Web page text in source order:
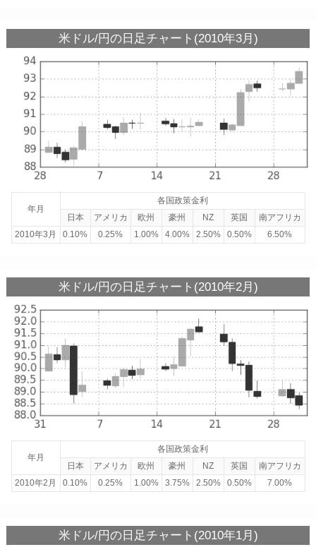
米ドル/円の日足チャート(2010年3月)
年月
各国政策金利
日本
アメリカ 欧州 豪州 NZ 英国
南アフリカ
2010年3月
0.10% 0.25% 1.00% 4.00% 2.50% 0.50% 6.50%
米ドル/円の日足チャート(2010年2月)
年月
各国政策金利
日本
アメリカ 欧州 豪州 NZ 英国
南アフリカ
2010年2月
0.10% 0.25% 1.00% 3.75% 2.50% 0.50% 7.00%
米ドル/円の日足チャート(2010年1月)